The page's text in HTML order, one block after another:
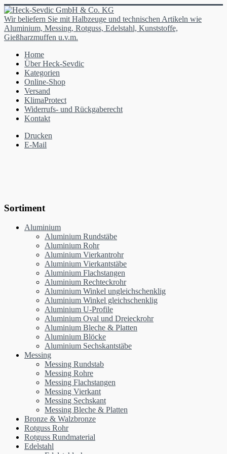
Wir beliefern Sie mit Halbzeuge und technischen Artikeln wie
Aluminium, Messing, Rotguss, Edelstahl, Kunststoffe,
Gießharzmuffen u.v.m.
Home
Über Heck-Sevdic
Kategorien
Online-Shop
Versand
KlimaProtect
Widerrufs- und Rückgaberecht
Kontakt
Drucken
E-Mail
Sortiment
Aluminium
Aluminium Rundstäbe
Aluminium Rohr
Aluminium Vierkantrohr
Aluminium Vierkantstäbe
Aluminium Flachstangen
Aluminium Rechteckrohr
Aluminium Winkel ungleichschenklig
Aluminium Winkel gleichschenklig
Aluminium U-Profile
Aluminium Oval und Dreieckrohr
Aluminium Bleche & Platten
Aluminium Blöcke
Aluminium Sechskantstäbe
Messing
Messing Rundstab
Messing Rohre
Messing Flachstangen
Messing Vierkant
Messing Sechskant
Messing Bleche & Platten
Bronze & Walzbronze
Rotguss Rohr
Rotguss Rundmaterial
Edelstahl